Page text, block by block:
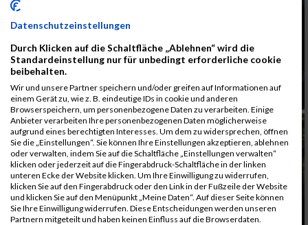
Datenschutzeinstellungen
Durch Klicken auf die Schaltfläche „Ablehnen“ wird die
Standardeinstellung nur für unbedingt erforderliche cookie
beibehalten.
Wir und unsere Partner speichern und/oder greifen auf Informationen auf
einem Gerät zu, wie z. B. eindeutige IDs in cookie und anderen
Browserspeichern, um personenbezogene Daten zu verarbeiten. Einige
Anbieter verarbeiten Ihre personenbezogenen Daten möglicherweise
aufgrund eines berechtigten Interesses. Um dem zu widersprechen, öffnen
Sie die „Einstellungen“. Sie können Ihre Einstellungen akzeptieren, ablehnen
oder verwalten, indem Sie auf die Schaltfläche „Einstellungen verwalten“
klicken oder jederzeit auf die Fingerabdruck-Schaltfläche in der linken
unteren Ecke der Website klicken. Um Ihre Einwilligung zu widerrufen,
klicken Sie auf den Fingerabdruck oder den Link in der Fußzeile der Website
und klicken Sie auf den Menüpunkt „Meine Daten“. Auf dieser Seite können
Sie Ihre Einwilligung widerrufen. Diese Entscheidungen werden unseren
Partnern mitgeteilt und haben keinen Einfluss auf die Browserdaten.